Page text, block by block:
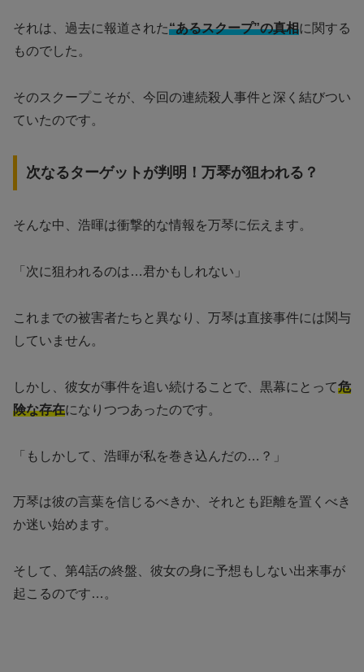
それは、過去に報道された“あるスクープ”の真相に関する
ものでした。
そのスクープこそが、今回の連続殺人事件と深く結びつい
ていたのです。
次なるターゲットが判明！万琴が狙われる？
そんな中、浩暉は衝撃的な情報を万琴に伝えます。
「次に狙われるのは…君かもしれない」
これまでの被害者たちと異なり、万琴は直接事件には関与
していません。
しかし、彼女が事件を追い続けることで、黒幕にとって危
険な存在になりつつあったのです。
「もしかして、浩暉が私を巻き込んだの…？」
万琴は彼の言葉を信じるべきか、それとも距離を置くべき
か迷い始めます。
そして、第4話の終盤、彼女の身に予想もしない出来事が
起こるのです…。